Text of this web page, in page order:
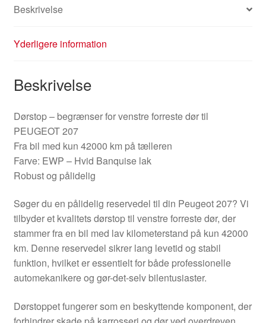
Beskrivelse
Yderligere information
Beskrivelse
Dørstop – begrænser for venstre forreste dør til
PEUGEOT 207
Fra bil med kun 42000 km på tælleren
Farve: EWP – Hvid Banquise lak
Robust og pålidelig
Søger du en pålidelig reservedel til din Peugeot 207? Vi
tilbyder et kvalitets dørstop til venstre forreste dør, der
stammer fra en bil med lav kilometerstand på kun 42000
km. Denne reservedel sikrer lang levetid og stabil
funktion, hvilket er essentielt for både professionelle
automekanikere og gør-det-selv bilentusiaster.
Dørstoppet fungerer som en beskyttende komponent, der